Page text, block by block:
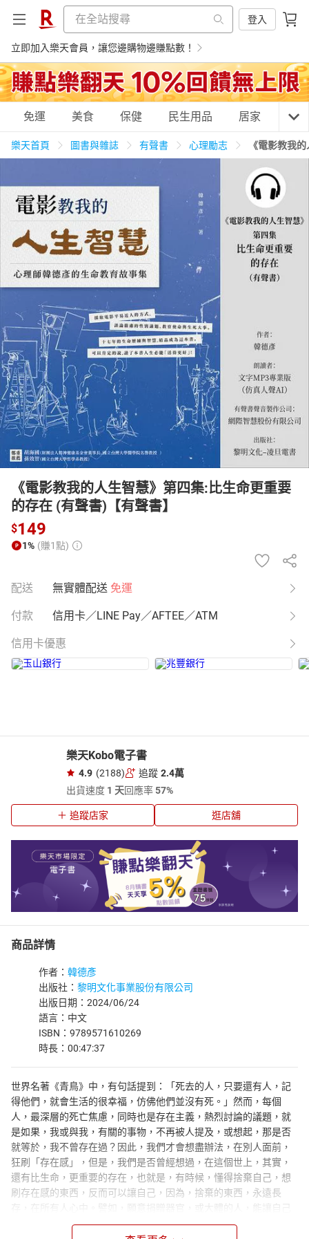
登入
立即加入樂天會員，讓您邊購物邊賺點數！
購物網分類
天天免運 美食蛋糕 民生用品
居家生活 3C家電 親子玩具
化妝保養
日本購物 電子/紙本書
HOT
免運 美食 保健 民生用品 居家 3C
樂天首頁 圖書與雜誌 有聲書 心理勵志 《電影教我
《電影教我的人生智慧》第四集:比生命更重要
的存在 (有聲書)【有聲書】
$149
1% (賺1點)
配送 無實體配送 免運
付款 信用卡／LINE Pay／AFTEE／ATM
信用卡優惠
樂天Kobo電子書
4.9 (2188) 追蹤 2.4萬
出貨速度 1 天回應率57%
追蹤店家 逛店舖
商品詳情
作者： 韓德彥
出版社： 黎明文化事業股份有限公司
出版日期：2024/06/24
語言：中文
ISBN：9789571610269
時長：00:47:37
世界名著《青鳥》中，有句話提到：「死去的人，只要還有人，記
得他們，就會生活的很幸福，仿佛他們並沒有死。」然而，每個
人，最深層的死亡焦慮，同時也是存在主義，熱烈討論的議題，就
是如果，我或與我，有關的事物，不再被人提及，或想起，那是否
就等於，我不曾存在過？因此，我們才會想盡辦法，在別人面前，
狂刷「存在感」，但是，我們是否曾經想過，在這個世上，其實，
還有比生命，更重要的存在，也就是，有時候，懂得捨棄自己，想
刷存在感的東西，反而可以讓自己，因為，捨棄的東西，永遠長
存，在所有人心中。譬如，願意捐贈器官，或大體的人，能讓自己
的身體，再次讓人利用，因此，能延續身體的存在。又譬如，願意